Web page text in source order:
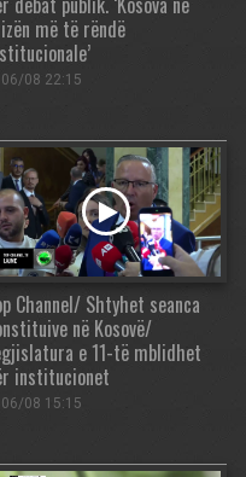
më të rëndë
08 22:15
Channel/ Shtyhet seanca
në Kosovë/
e 11-të mblidhet
institucionet
08 15:15